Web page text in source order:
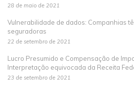
28 de maio de 2021
Vulnerabilidade de dados: Companhias
seguradoras
22 de setembro de 2021
Lucro Presumido e Compensação de
Interpretação equivocada da Receita
23 de setembro de 2021